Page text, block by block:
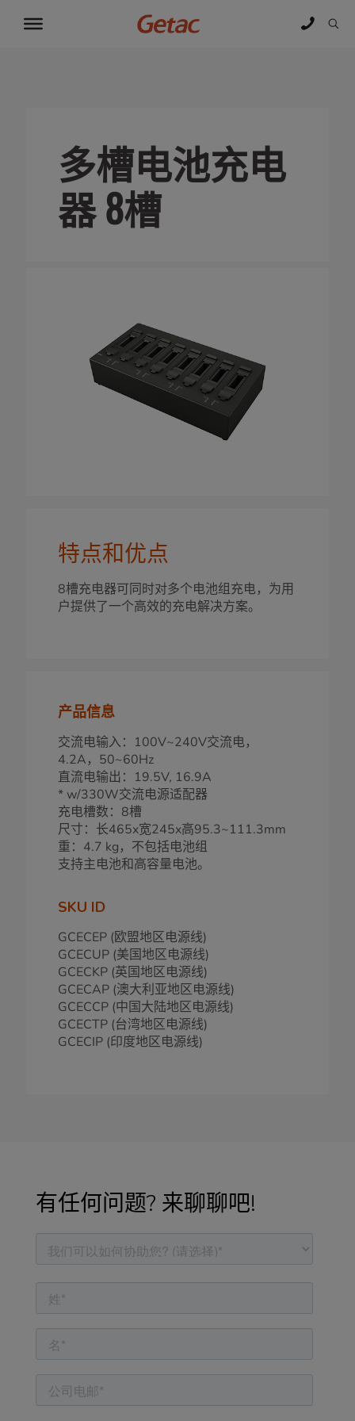
多槽电池充电
器 8槽
特点和优点
8槽充电器可同时对多个电池组充电，为用
户提供了一个高效的充电解决方案。
产品信息
交流电输入：100V~240V交流电，
4.2A，50~60Hz
直流电输出：19.5V, 16.9A
* w/330W交流电源适配器
充电槽数：8槽
尺寸：长465x宽245x高95.3~111.3mm
重：4.7 kg，不包括电池组
支持主电池和高容量电池。
SKU ID
GCECEP (欧盟地区电源线)
GCECUP (美国地区电源线)
GCECKP (英国地区电源线)
GCECAP (澳大利亚地区电源线)
GCECCP (中国大陆地区电源线)
GCECTP (台湾地区电源线)
GCECIP (印度地区电源线)
有任何问题? 来聊聊吧!